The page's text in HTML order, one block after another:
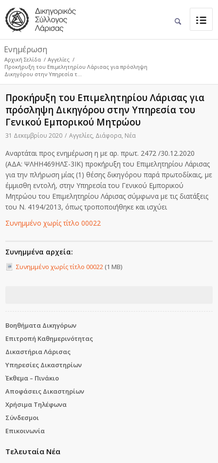
Ενημέρωση
Αρχική Σελίδα / Αγγελίες /
Προκήρυξη του Επιμελητηρίου Λάρισας για πρόσληψη
Δικηγόρου στην Υπηρεσία τ...
Προκήρυξη του Επιμελητηρίου Λάρισας για
πρόσληψη Δικηγόρου στην Υπηρεσία του
Γενικού Εμπορικού Μητρώου
31 Δεκεμβρίου 2020 / Αγγελίες, Διάφορα, Νέα
Αναρτάται προς ενημέρωση η με αρ. πρωτ. 2472 /30.12.2020
(ΑΔΑ: ΨΛΗΗ469ΗΛΣ-3ΙΚ) προκήρυξη του Επιμελητηρίου Λάρισας
για την πλήρωση μίας (1) θέσης δικηγόρου παρά πρωτοδίκαις, με
έμμισθη εντολή, στην Υπηρεσία του Γενικού Εμπορικού
Μητρώου του Επιμελητηρίου Λάρισας σύμφωνα με τις διατάξεις
του Ν. 4194/2013, όπως τροποποιήθηκε και ισχύει
Συνημμένο χωρίς τίτλο 00022
Συνημμένα αρχεία:
Συνημμένο χωρίς τίτλο 00022 (1 MB)
Βοηθήματα Δικηγόρων
Επιτροπή Καθημερινότητας
Δικαστήρια Λάρισας
Υπηρεσίες Δικαστηρίων
Έκθεμα – Πινάκιο
Αποφάσεις Δικαστηρίων
Χρήσιμα Τηλέφωνα
Σύνδεσμοι
Επικοινωνία
Τελευταία Νέα